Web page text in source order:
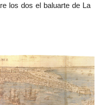
los dos el baluarte de La